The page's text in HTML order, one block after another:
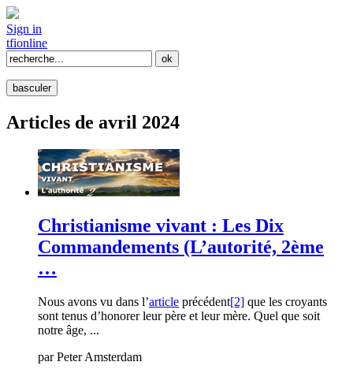
Sign in
tfionline
basculer
Articles de avril 2024
Christianisme vivant : Les Dix
Commandements (L’autorité, 2ème
…
Nous avons vu dans l’article précédent[2] que les croyants
sont tenus d’honorer leur père et leur mère. Quel que soit
notre âge, ...
parPeter Amsterdam